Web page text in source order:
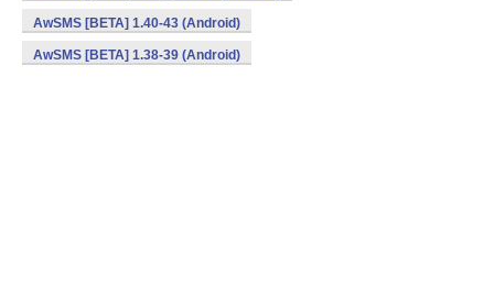
AwSMS [BETA] 1.40-43 (Android)
AwSMS [BETA] 1.38-39 (Android)